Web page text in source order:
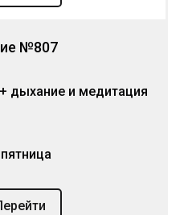
№807
дыхание и медитация